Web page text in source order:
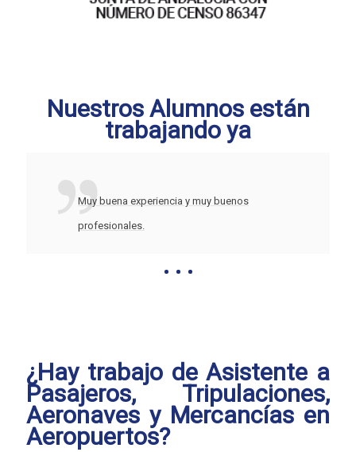
Nuestros Alumnos están
trabajando ya
Muy buena experiencia y muy buenos
profesionales.
¿Hay trabajo de Asistente a
Pasajeros, Tripulaciones,
Aeronaves y Mercancías en
Aeropuertos?